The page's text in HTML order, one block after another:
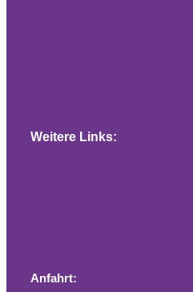
Weitere Links:
Anfahrt: